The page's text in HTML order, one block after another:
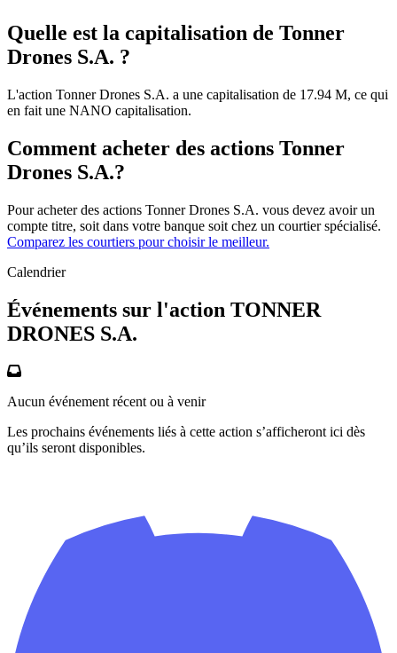
Quelle est la capitalisation de Tonner
Drones S.A. ?
L'action Tonner Drones S.A. a une capitalisation de 17.94 M, ce qui
en fait une NANO capitalisation.
Comment acheter des actions Tonner
Drones S.A.?
Pour acheter des actions Tonner Drones S.A. vous devez avoir un
compte titre, soit dans votre banque soit chez un courtier spécialisé.
Comparez les courtiers pour choisir le meilleur.
Calendrier
Événements sur l'action TONNER
DRONES S.A.
Aucun événement récent ou à venir
Les prochains événements liés à cette action s’afficheront ici dès
qu’ils seront disponibles.